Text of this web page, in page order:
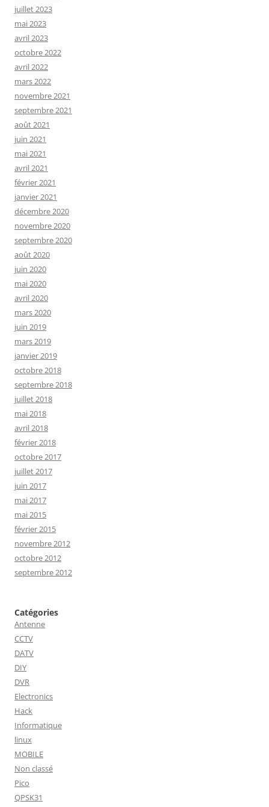
juillet 2023
mai 2023
avril 2023
octobre 2022
avril 2022
mars 2022
novembre 2021
septembre 2021
août 2021
juin 2021
mai 2021
avril 2021
février 2021
janvier 2021
décembre 2020
novembre 2020
septembre 2020
août 2020
juin 2020
mai 2020
avril 2020
mars 2020
juin 2019
mars 2019
janvier 2019
octobre 2018
septembre 2018
juillet 2018
mai 2018
avril 2018
février 2018
octobre 2017
juillet 2017
juin 2017
mai 2017
mai 2015
février 2015
novembre 2012
octobre 2012
septembre 2012
Catégories
Antenne
CCTV
DATV
DIY
DVR
Electronics
Hack
Informatique
linux
MOBILE
Non classé
Pico
QPSK31